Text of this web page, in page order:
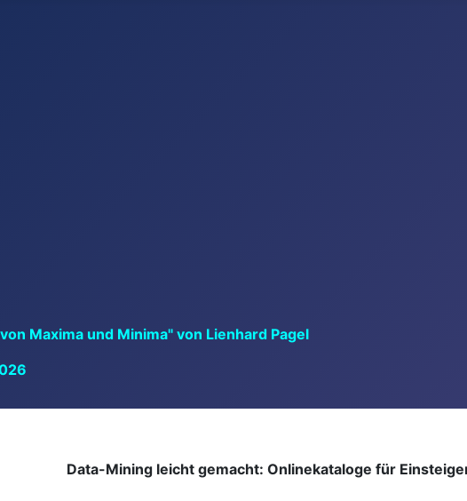
Maxima und Minima" von Lienhard Pagel
Data-Mining leicht gemacht: Onlinekataloge für